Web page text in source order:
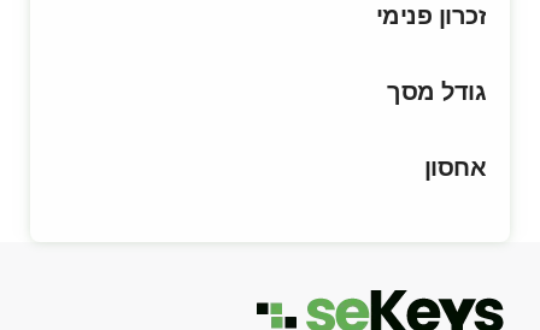
זכרון פנימי
גודל מסך
אחסון